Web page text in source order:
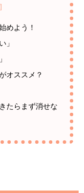
]
めよう！
」
オススメ？
たらまず消せな